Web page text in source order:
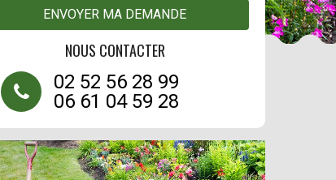
NOUS CONTACTER
02 52 56 28 99
06 61 04 59 28